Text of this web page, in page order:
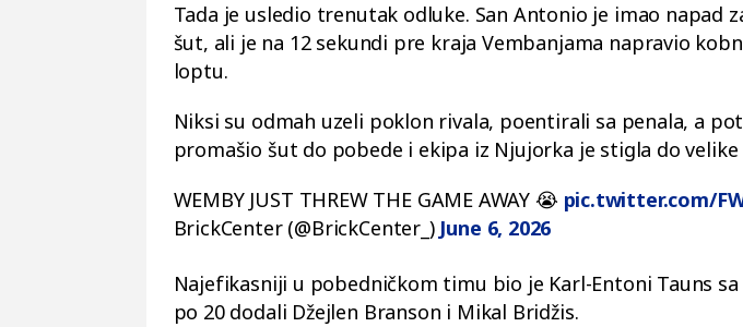
Tada je usledio trenutak odluke. San Antonio je imao napad
šut, ali je na 12 sekundi pre kraja Vembanjama napravio
loptu.
Niksi su odmah uzeli poklon rivala, poentirali sa penala, a
promašio šut do pobede i ekipa iz Njujorka je stigla do velike
WEMBY JUST THREW THE GAME AWAY 😭 pic.twitter.com/
BrickCenter (@BrickCenter_) June 6, 2026
Najefikasniji u pobedničkom timu bio je Karl-Entoni Tauns
po 20 dodali Džejlen Branson i Mikal Bridžis.